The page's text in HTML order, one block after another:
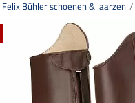
Felix Bühler schoenen & laarzen